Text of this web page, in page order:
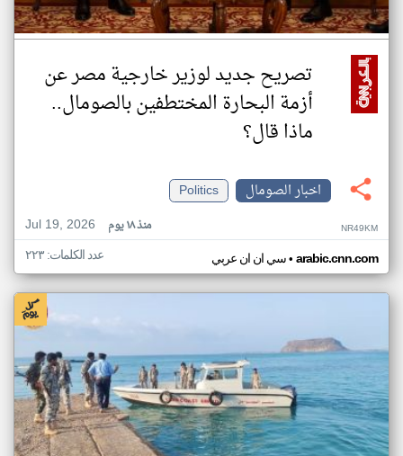
تصريح جديد لوزير خارجية مصر عن
أزمة البحارة المختطفين بالصومال..
ماذا قال؟
اخبار الصومال
Politics
Jul 19, 2026
منذ ١٨ يوم NR49KM
سي ان ان عربي• arabic.cnn.com عدد الكلمات: ٢٢٣